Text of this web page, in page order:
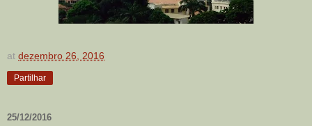
at dezembro 26, 2016
Partilhar
25/12/2016